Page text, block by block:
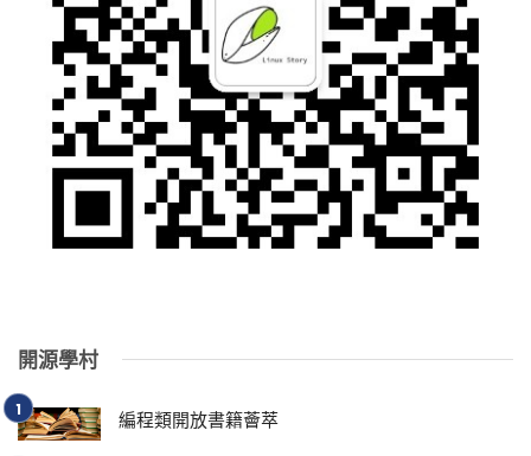
開源學村
編程類開放書籍薈萃